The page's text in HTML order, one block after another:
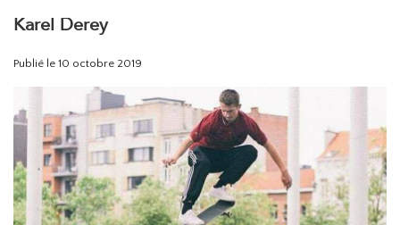
Karel Derey
Publié le 10 octobre 2019